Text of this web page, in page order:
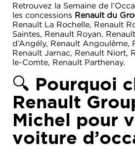
Retrouvez la Semaine de
les concessions Renault du
Renault La Rochelle, Renault
Saintes, Renault Royan,
d’Angély, Renault Angoulême,
Renault Jarnac, Renault Niort,
le-Comte, Renault Parthenay.
🔍 Pourquoi
Renault
Michel pour
voiture